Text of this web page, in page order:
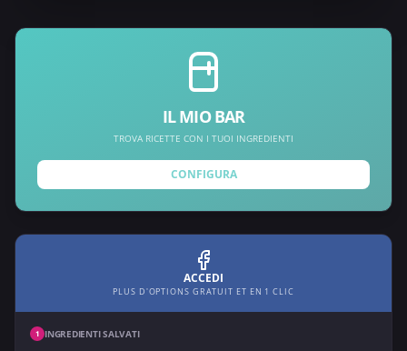
IL MIO BAR
TROVA RICETTE CON I TUOI INGREDIENTI
CONFIGURA
ACCEDI
PLUS D'OPTIONS GRATUIT ET EN 1 CLIC
1 INGREDIENTI SALVATI